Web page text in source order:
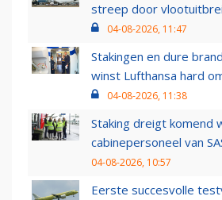
streep door
04-08-2026, 11:47
Stakingen en dure
winst Lufthansa hard
04-08-2026, 11:38
Staking dreigt komend
cabinepersoneel van
04-08-2026, 10:57
Eerste succesvolle